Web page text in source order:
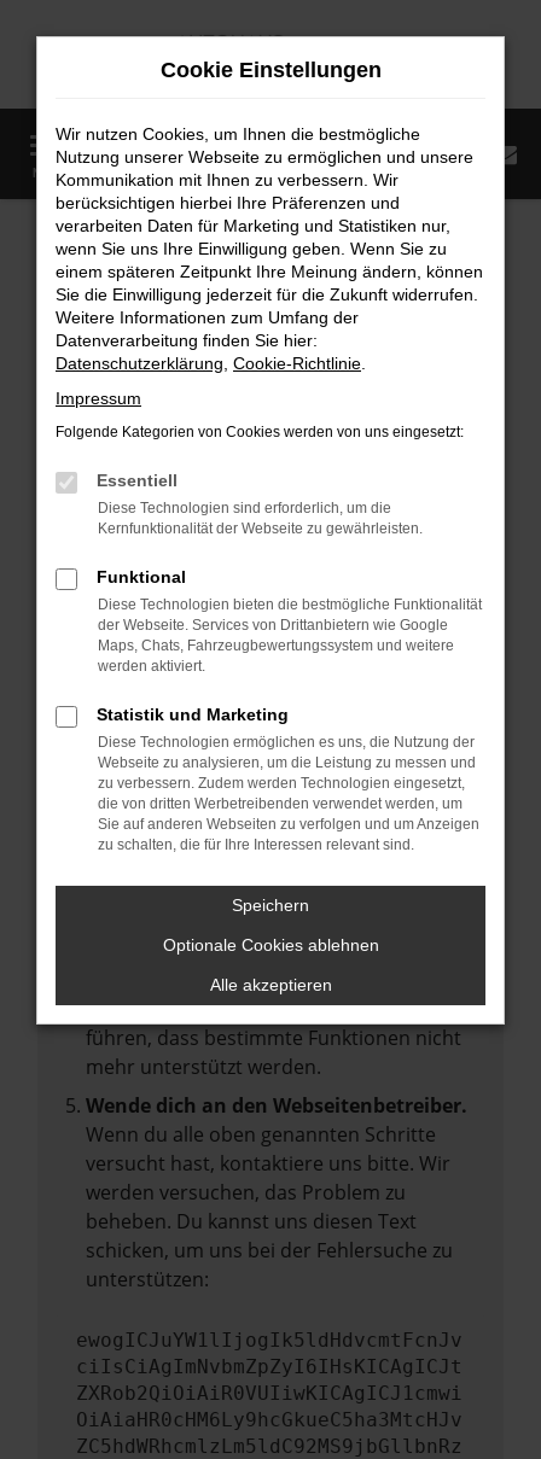
Zum
MENÜ
Startseite Fahrzeugangebote Fahrzeugmarkt
Fahrzeugmarkt
Fehler: Network Error
Beim Laden ist ein Fehler aufgetreten.
Hier sind ein paar Tipps, die dir helfen können:
Überprüfe deine Firewall und deine
Internetverbindung.
deine Suchmaschine?
Prüfe deine Browsererweiterungen.
Manche Erweiterungen, wie Werbeblocker,
können das Laden bestimmter Seiten
anderen Browser oder in einem privaten
Fenster?
Starte dein Gerät neu.
Das kann manchmal helfen,
vorübergehende Probleme zu beheben.
Stelle sicher, dass dein Browser und dein
Betriebssystem auf dem neuesten Stand
Veraltete Software birgt nicht nur ein
Sicherheitsrisiko, sondern kann auch dazu
führen, dass bestimmte Funktionen nicht
mehr unterstützt werden.
Wende dich an den Webseitenbetreiber.
Wenn du alle oben genannten Schritte
versucht hast, kontaktiere uns bitte. Wir
werden versuchen, das Problem zu
beheben. Du kannst uns diesen Text
schicken, um uns bei der Fehlersuche zu
unterstützen:
ewogICJuYW1lIjogIk5ldHdvcmtFcnJv
ciIsCiAgImNvbmZpZyI6IHsKICAgICJt
ZXRob2QiOiAiR0VUIiwKICAgICJ1cmwi
OiAiaHR0cHM6Ly9hcGkueC5ha3MtcHJv
ZC5hdWRhcmlzLm5ldC92MS9jbGllbnRz
Cookie Einstellungen
Wir nutzen Cookies, um Ihnen die bestmögliche
Nutzung unserer Webseite zu ermöglichen und unsere
Kommunikation mit Ihnen zu verbessern. Wir
berücksichtigen hierbei Ihre Präferenzen und
verarbeiten Daten für Marketing und Statistiken nur,
wenn Sie uns Ihre Einwilligung geben. Wenn Sie zu
einem späteren Zeitpunkt Ihre Meinung ändern, können
Sie die Einwilligung jederzeit für die Zukunft widerrufen.
Weitere Informationen zum Umfang der
Datenverarbeitung finden Sie hier:
Datenschutzerklärung Cookie-Richtlinie
Impressum
Folgende Kategorien von Cookies werden von uns eingesetzt:
Essentiell
Diese Technologien sind erforderlich, um die
Kernfunktionalität der Webseite zu gewährleisten.
Funktional
Diese Technologien bieten die bestmögliche Funktionalität
der Webseite. Services von Drittanbietern wie Google
Maps, Chats, Fahrzeugbewertungssystem und weitere
werden aktiviert.
Statistik und Marketing
Diese Technologien ermöglichen es uns, die Nutzung der
Webseite zu analysieren, um die Leistung zu messen und
zu verbessern. Zudem werden Technologien eingesetzt,
die von dritten Werbetreibenden verwendet werden, um
Sie auf anderen Webseiten zu verfolgen und um Anzeigen
zu schalten, die für Ihre Interessen relevant sind.
Speichern
Optionale Cookies ablehnen
Alle akzeptieren